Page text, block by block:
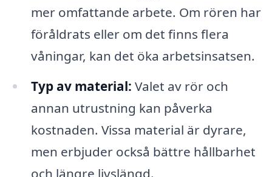
mer omfattande arbete. Om rören har
föråldrats eller om det finns flera
våningar, kan det öka arbetsinsatsen.
Typ av material: Valet av rör och
annan utrustning kan påverka
kostnaden. Vissa material är dyrare,
men erbjuder också bättre hållbarhet
och längre livslängd.